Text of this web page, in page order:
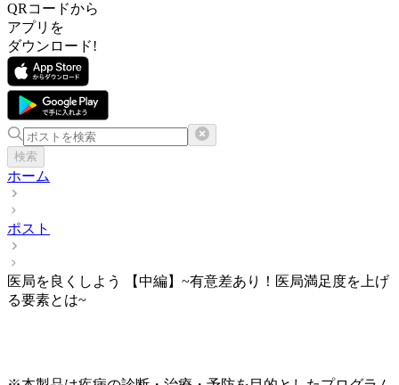
QRコードから
アプリを
ダウンロード!
検索
ホーム
ポスト
医局を良くしよう 【中編】~有意差あり！医局満足度を上げ
る要素とは~